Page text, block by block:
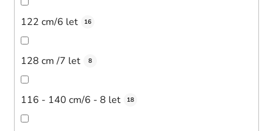
122 cm/6 let 16
128 cm /7 let 8
116 - 140 cm/6 - 8 let 18